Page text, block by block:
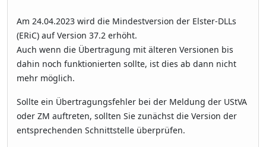
Am 24.04.2023 wird die Mindestversion der Elster-DLLs
(ERiC) auf Version 37.2 erhöht.
Auch wenn die Übertragung mit älteren Versionen bis
dahin noch funktionierten sollte, ist dies ab dann nicht
mehr möglich.
Sollte ein Übertragungsfehler bei der Meldung der UStVA
oder ZM auftreten, sollten Sie zunächst die Version der
entsprechenden Schnittstelle überprüfen.